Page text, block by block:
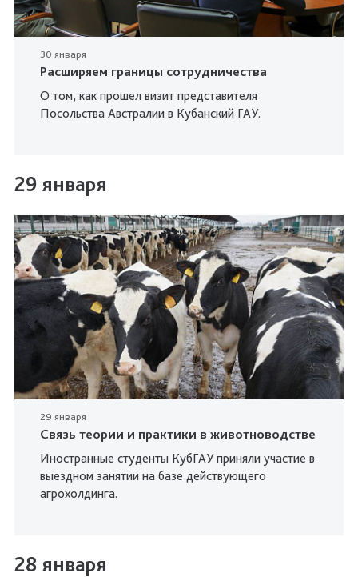
30 января
Расширяем границы сотрудничества
О том, как прошел визит представителя
Посольства Австралии в Кубанский ГАУ.
29 января
29 января
Связь теории и практики в животноводстве
Иностранные студенты КубГАУ приняли участие в
выездном занятии на базе действующего
агрохолдинга.
28 января